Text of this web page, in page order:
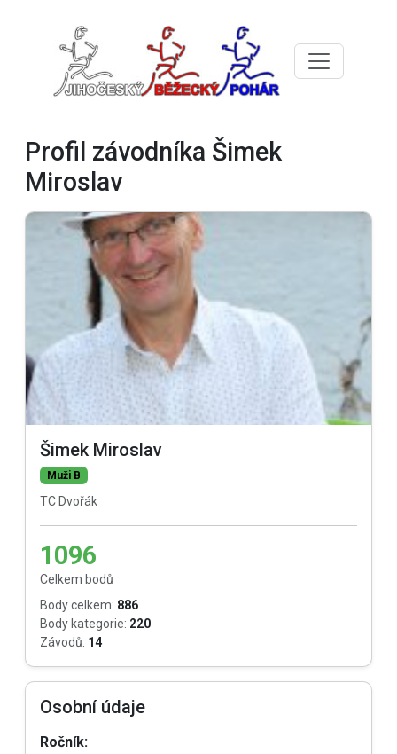
Profil závodníka Šimek
Miroslav
Šimek Miroslav
Muži B
TC Dvořák
1096
Celkem bodů
Body celkem: 886
Body kategorie: 220
Závodů: 14
Osobní údaje
Ročník: